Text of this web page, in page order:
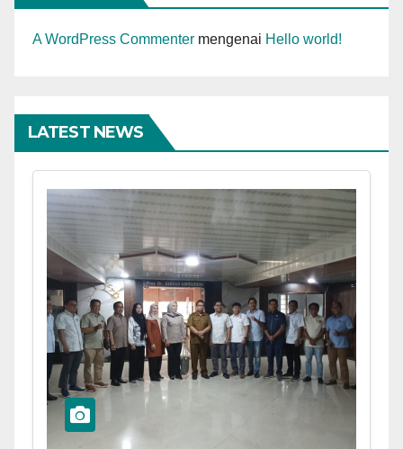
A WordPress Commenter mengenai Hello world!
LATEST NEWS